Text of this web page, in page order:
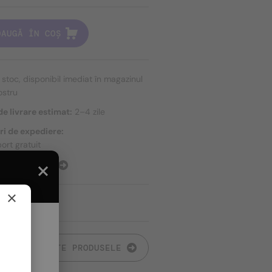
ÎN COȘ
stoc, disponibil imediat în magazinul
livrare estimat: 2–4 zile
de expediere:
gratuit
EXPEDIERE
TOATE PRODUSELE
×